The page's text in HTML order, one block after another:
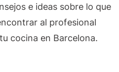
e ideas sobre lo que
al profesional
cocina en Barcelona.